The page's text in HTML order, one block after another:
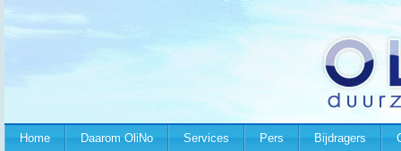
Home Daarom OliNo Services Pers Bijdragers